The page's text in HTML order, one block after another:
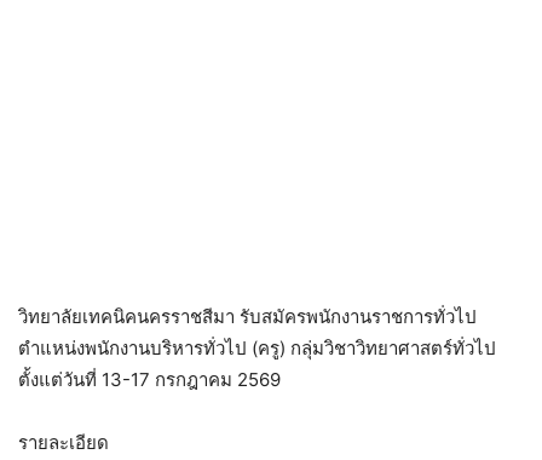
วิทยาลัยเทคนิคนครราชสีมา รับสมัครพนักงานราชการทั่วไป
ตำแหน่งพนักงานบริหารทั่วไป (ครู) กลุ่มวิชาวิทยาศาสตร์ทั่วไป
ตั้งแต่วันที่ 13-17 กรกฎาคม 2569
รายละเอียด